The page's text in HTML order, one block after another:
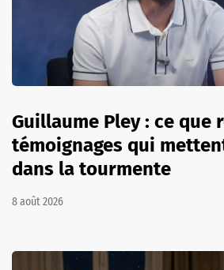
Guillaume Pley : ce que
témoignages qui
dans la tourmente
8 août 2026